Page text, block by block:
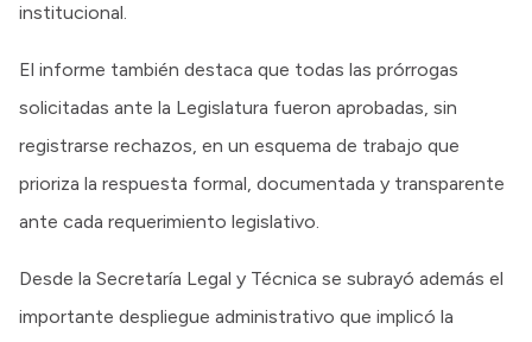
institucional.
El informe también destaca que todas las prórrogas
solicitadas ante la Legislatura fueron aprobadas, sin
registrarse rechazos, en un esquema de trabajo que
prioriza la respuesta formal, documentada y transparente
ante cada requerimiento legislativo.
Desde la Secretaría Legal y Técnica se subrayó además el
importante despliegue administrativo que implicó la